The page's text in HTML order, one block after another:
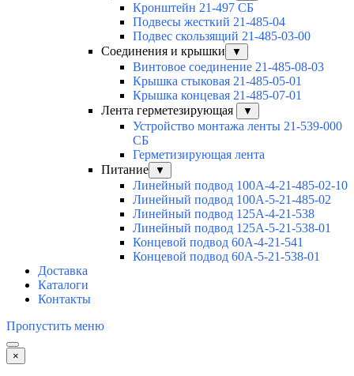
Кронштейн 21-497 СБ
Подвесы жесткий 21-485-04
Подвес скользящий 21-485-03-00
Соединения и крышки
▼
Винтовое соединение 21-485-08-03
Крышка стыковая 21-485-05-01
Крышка концевая 21-485-07-01
Лента герметезирующая
▼
Устройство монтажа ленты 21-539-000
СБ
Герметизирующая лента
Питание
▼
Линейный подвод 100А-4-21-485-02-10
Линейный подвод 100А-5-21-485-02
Линейный подвод 125А-4-21-538
Линейный подвод 125А-5-21-538-01
Концевой подвод 60А-4-21-541
Концевой подвод 60А-5-21-538-01
Доставка
Каталоги
Контакты
Пропустить меню
×